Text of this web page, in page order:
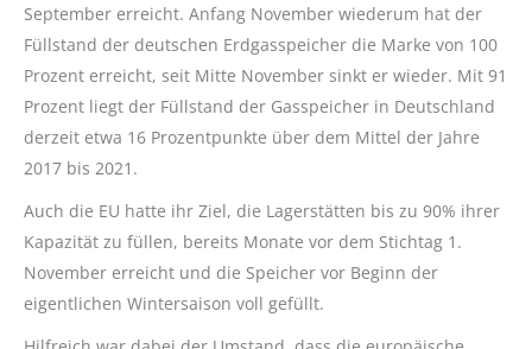
September erreicht. Anfang November wiederum hat der
Füllstand der deutschen Erdgasspeicher die Marke von 100
Prozent erreicht, seit Mitte November sinkt er wieder. Mit 91
Prozent liegt der Füllstand der Gasspeicher in Deutschland
derzeit etwa 16 Prozentpunkte über dem Mittel der Jahre
2017 bis 2021.
Auch die EU hatte ihr Ziel, die Lagerstätten bis zu 90% ihrer
Kapazität zu füllen, bereits Monate vor dem Stichtag 1.
November erreicht und die Speicher vor Beginn der
eigentlichen Wintersaison voll gefüllt.